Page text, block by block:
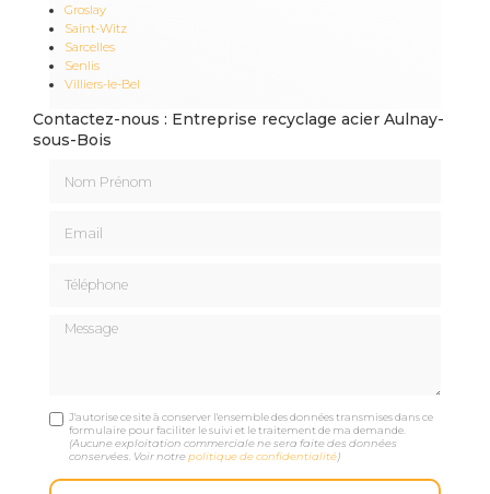
Groslay
Saint-Witz
Sarcelles
Senlis
Villiers-le-Bel
Contactez-nous : Entreprise recyclage acier Aulnay-
sous-Bois
Message
J'autorise ce site à conserver l'ensemble des données transmises dans ce
formulaire pour faciliter le suivi et le traitement de ma demande.
(Aucune exploitation commerciale ne sera faite des données
conservées. Voir notrepolitique de confidentialité)